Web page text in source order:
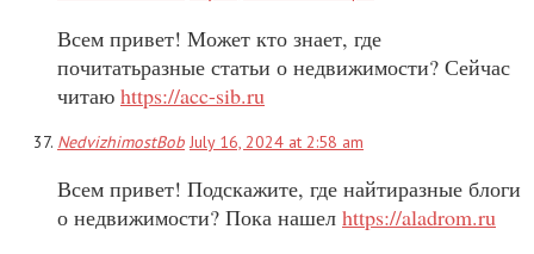
Всем привет! Может кто знает, где
почитатьразные статьи о недвижимости? Сейчас
читаю https://acc-sib.ru
NedvizhimostBob July 16, 2024 at 2:58 am
Всем привет! Подскажите, где найтиразные блоги
о недвижимости? Пока нашел https://aladrom.ru